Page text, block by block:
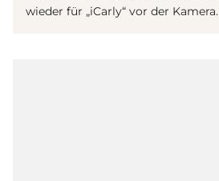
wieder für „iCarly“ vor der Kamera.